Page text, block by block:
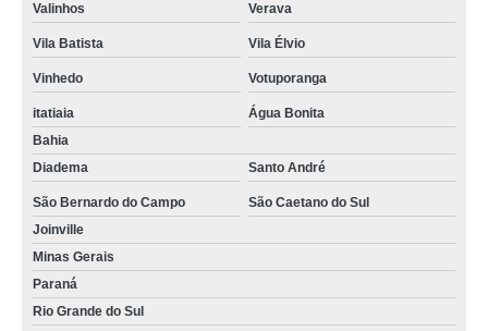
Valinhos Verava
Vila Batista Vila Élvio
Vinhedo Votuporanga
itatiaia
Água Bonita
Bahia
Diadema
Santo André
São Bernardo do Campo
São Caetano do Sul
Joinville
Minas Gerais
Paraná
Rio Grande do Sul